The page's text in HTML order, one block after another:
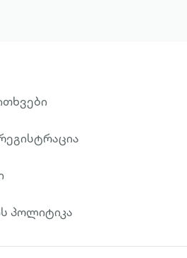
და,
ნაღვაწის
ქარჩხაძის
ზღაპართან,
და ა.შ.
პოლიტიკა